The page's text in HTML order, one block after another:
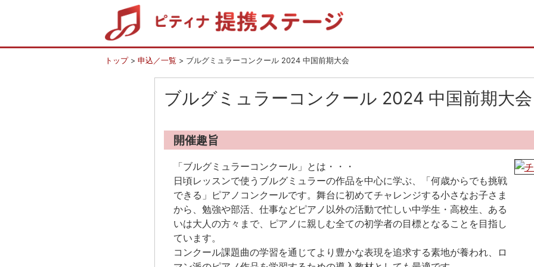
トップ> 申込／一覧 > ブルグミュラーコンクール 2024 中国前期大会
ブルグミュラーコンクール 2024 中国前期大会
開催趣旨
「ブルグミュラーコンクール」とは・・・
日頃レッスンで使うブルグミュラーの作品を中心に学ぶ、「何歳からでも挑戦
できる」ピアノコンクールです。舞台に初めてチャレンジする小さなお子さま
から、勉強や部活、仕事などピアノ以外の活動で忙しい中学生・高校生、ある
いは大人の方々まで、ピアノに親しむ全ての初学者の目標となることを目指し
ています。
コンクール課題曲の学習を通じてより豊かな表現を追求する素地が養われ、ロ